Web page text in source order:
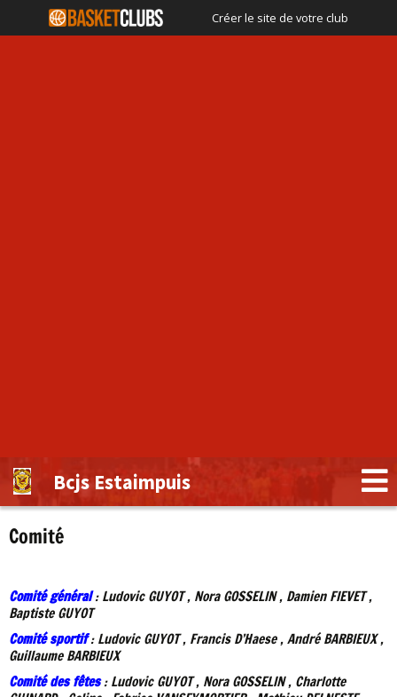
Créer le site de votre club
Bcjs Estaimpuis
Comité
Comité général: Ludovic GUYOT , Nora GOSSELIN , Damien FIEVET ,
Baptiste GUYOT
Comité sportif : Ludovic GUYOT , Francis D’Haese , André BARBIEUX ,
Guillaume BARBIEUX
Comité des fêtes: Ludovic GUYOT , Nora GOSSELIN , Charlotte